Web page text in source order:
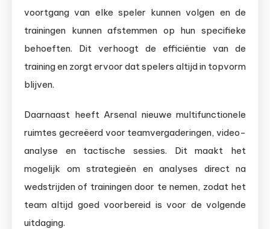
voortgang van elke speler kunnen volgen en de
trainingen kunnen afstemmen op hun specifieke
behoeften. Dit verhoogt de efficiëntie van de
training en zorgt ervoor dat spelers altijd in topvorm
blijven.
Daarnaast heeft Arsenal nieuwe multifunctionele
ruimtes gecreëerd voor teamvergaderingen, video-
analyse en tactische sessies. Dit maakt het
mogelijk om strategieën en analyses direct na
wedstrijden of trainingen door te nemen, zodat het
team altijd goed voorbereid is voor de volgende
uitdaging.